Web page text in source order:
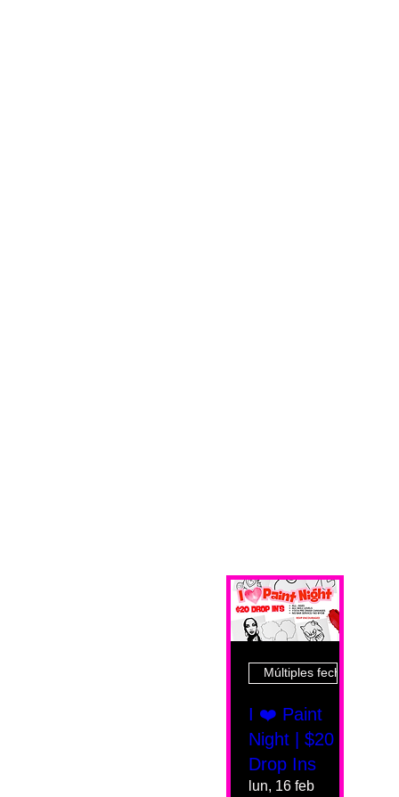
Múltiples fechas
I ❤️ Paint
Night | $20
Drop Ins
lun, 16 feb